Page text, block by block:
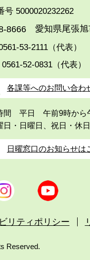
号 5000020232262
8666 愛知県尾張
53-2111（代表）
52-0831（代表）
各課等へのお問い合わ
間 平日 午前9時から
日・日曜日、祝日・休
日曜窓口のお知らせは
リティポリシー
Reserved.